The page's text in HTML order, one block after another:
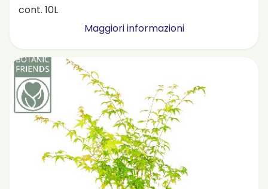
cont. 10L
Maggiori informazioni